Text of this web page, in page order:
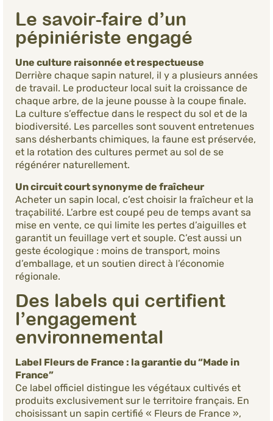
Le savoir-faire d’un
pépiniériste engagé
Une culture raisonnée et respectueuse
Derrière chaque sapin naturel, il y a plusieurs années
de travail. Le producteur local suit la croissance de
chaque arbre, de la jeune pousse à la coupe finale.
La culture s’effectue dans le respect du sol et de la
biodiversité. Les parcelles sont souvent entretenues
sans désherbants chimiques, la faune est préservée,
et la rotation des cultures permet au sol de se
régénérer naturellement.
Un circuit court synonyme de fraîcheur
Acheter un sapin local, c’est choisir la fraîcheur et la
traçabilité. L’arbre est coupé peu de temps avant sa
mise en vente, ce qui limite les pertes d’aiguilles et
garantit un feuillage vert et souple. C’est aussi un
geste écologique : moins de transport, moins
d’emballage, et un soutien direct à l’économie
régionale.
Des labels qui certifient
l’engagement
environnemental
Label Fleurs de France : la garantie du “Made in
France”
Ce label officiel distingue les végétaux cultivés et
produits exclusivement sur le territoire français. En
choisissant un sapin certifié « Fleurs de France »,